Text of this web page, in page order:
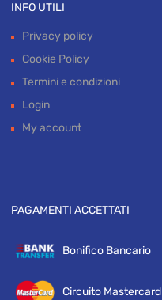
INFO UTILI
Privacy policy
Cookie Policy
Termini e condizioni
Login
My account
PAGAMENTI ACCETTATI
Bonifico Bancario
Circuito Mastercard